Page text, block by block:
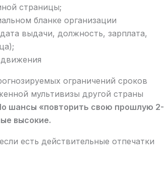
страницы;
бланке организации
выдачи, должность, зарплата,
ограничений сроков
мультивизы другой страны
шансы «повторить свою прошлую 2-
высокие.
есть действительные отпечатки